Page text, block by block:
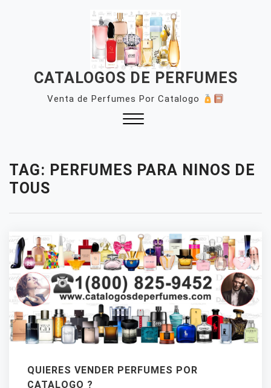
CATALOGOS DE PERFUMES
Venta de Perfumes Por Catalogo
TAG: PERFUMES PARA NINOS DE
TOUS
QUIERES VENDER PERFUMES POR
CATALOGO ?